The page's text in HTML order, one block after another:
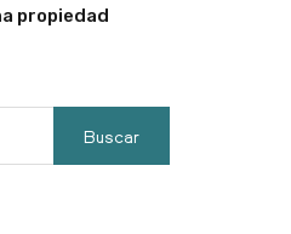
propiedad